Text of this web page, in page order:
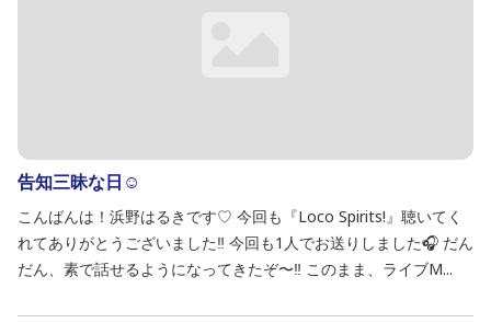
告知三昧な日☺️
こんばんは！浜野はるきです♡ 今回も『Loco Spirits!』聴いてく
れてありがとうございました‼️ 今回も1人でお送りしました🎧 だん
だん、素で話せるようになってきたぞ〜‼️ このまま、ライブM...